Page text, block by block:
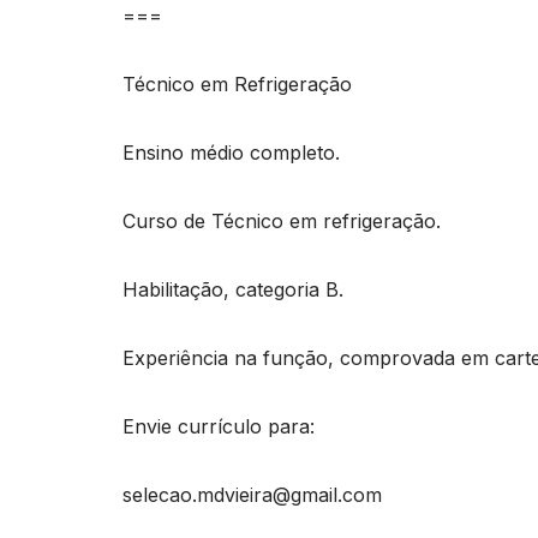
===
Técnico em Refrigeração
Ensino médio completo.
Curso de Técnico em refrigeração.
Habilitação, categoria B.
Experiência na função, comprovada em
Envie currículo para:
selecao.mdvieira@gmail.com